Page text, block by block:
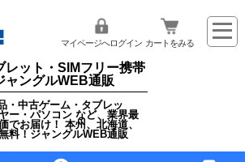
レット・SIMフリー携帯
ャングルWEB通販
・中古ゲーム・タブレッ
ー・パソコン など、業界最
でお届け！ 本州、北海道、
料！ジャングルWEB通販
マイページへログイン カートをみる